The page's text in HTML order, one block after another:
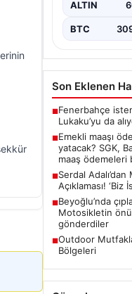
ALTIN
BTC
Son Eklenen
■Fenerbahçe
Lukaku’yu da
■Emekli maaşı
yatacak? SGK,
maaş ödemeleri
■Serdal
Açıklaması! ‘Biz
■Beyoğlu’nda
Motosikletin
gönderdiler
■Outdoor
Bölgeleri